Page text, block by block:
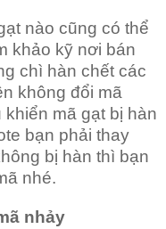
nào cũng có thể
khảo kỹ nơi bán
chì hàn chết các
không đổi mã
mã gạt bị hàn
bạn phải thay
bị hàn thì bạn
nhé.
nhảy